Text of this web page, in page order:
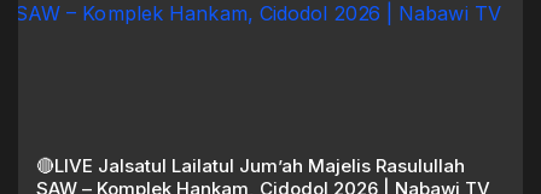
🔴LIVE Jalsatul Lailatul Jum’ah Majelis Rasulullah
SAW – Komplek Hankam, Cidodol 2026 | Nabawi TV